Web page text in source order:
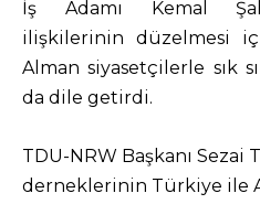
İş Adamı Kemal
ilişkilerinin düzelmesi
Alman siyasetçilerle sık
da dile getirdi.
TDU-NRW Başkanı Sezai
derneklerinin Türkiye ile